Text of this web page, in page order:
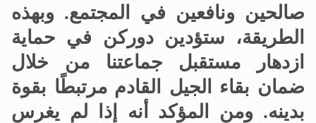
صالحين ونافعين في المجتمع. وبهذه
الطريقة، ستؤدين دوركن في حماية
ازدهار مستقبل جماعتنا من خلال
ضمان بقاء الجيل القادم مرتبطًا بقوة
بدينه. ومن المؤكد أنه إذا لم يغرس